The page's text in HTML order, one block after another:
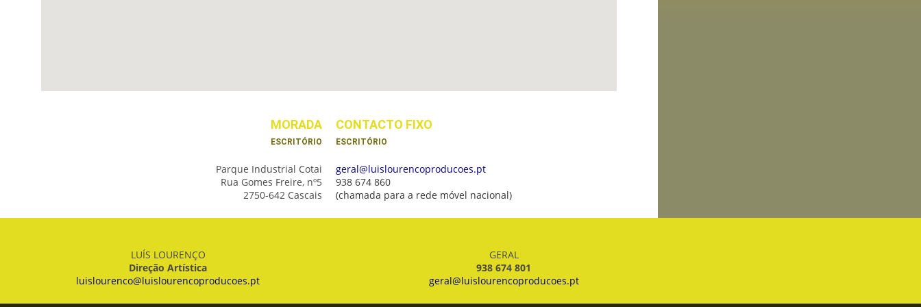
MORADA
ESCRITÓRIO
Parque Industrial Cotai
Rua Gomes Freire, nº5
2750-642 Cascais
CONTACTO FIXO
ESCRITÓRIO
geral@luislourencoproducoes.pt
938 674 860
(chamada para a rede móvel nacional)
LUÍS LOURENÇO
Direção Artística
luislourenco@luislourencoproducoes.pt
GERAL
938 674 801
geral@luislourencoproducoes.pt